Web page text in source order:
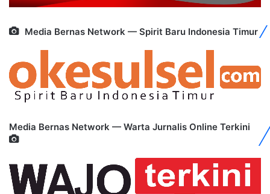
Media Bernas Network — Spirit Baru Indonesia Timur
Media Bernas Network — Warta Jurnalis Online Terkini